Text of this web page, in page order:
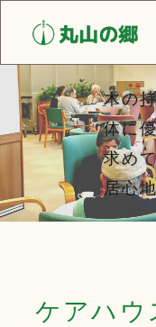
木の
体に
求め
居心
ケアハ